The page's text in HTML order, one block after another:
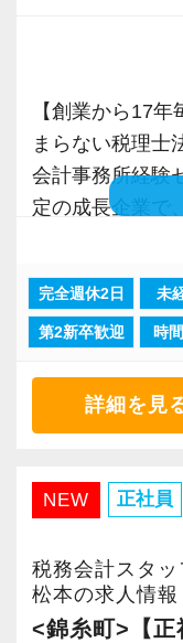
【創業から17
まらない税理士
会計事務所経験
定の成長企業で
現在当社では「
「柏」「横浜」
2021年6月に「
後「新宿オフィ
さらに2022年
し、2025年に
事業拡大を続け
安定性抜群の環
完全週休2日 未
第2新卒歓迎 時
詳細を見
NEW 正社員
税務会計スタ
松本の求人情報
<錦糸町>【正